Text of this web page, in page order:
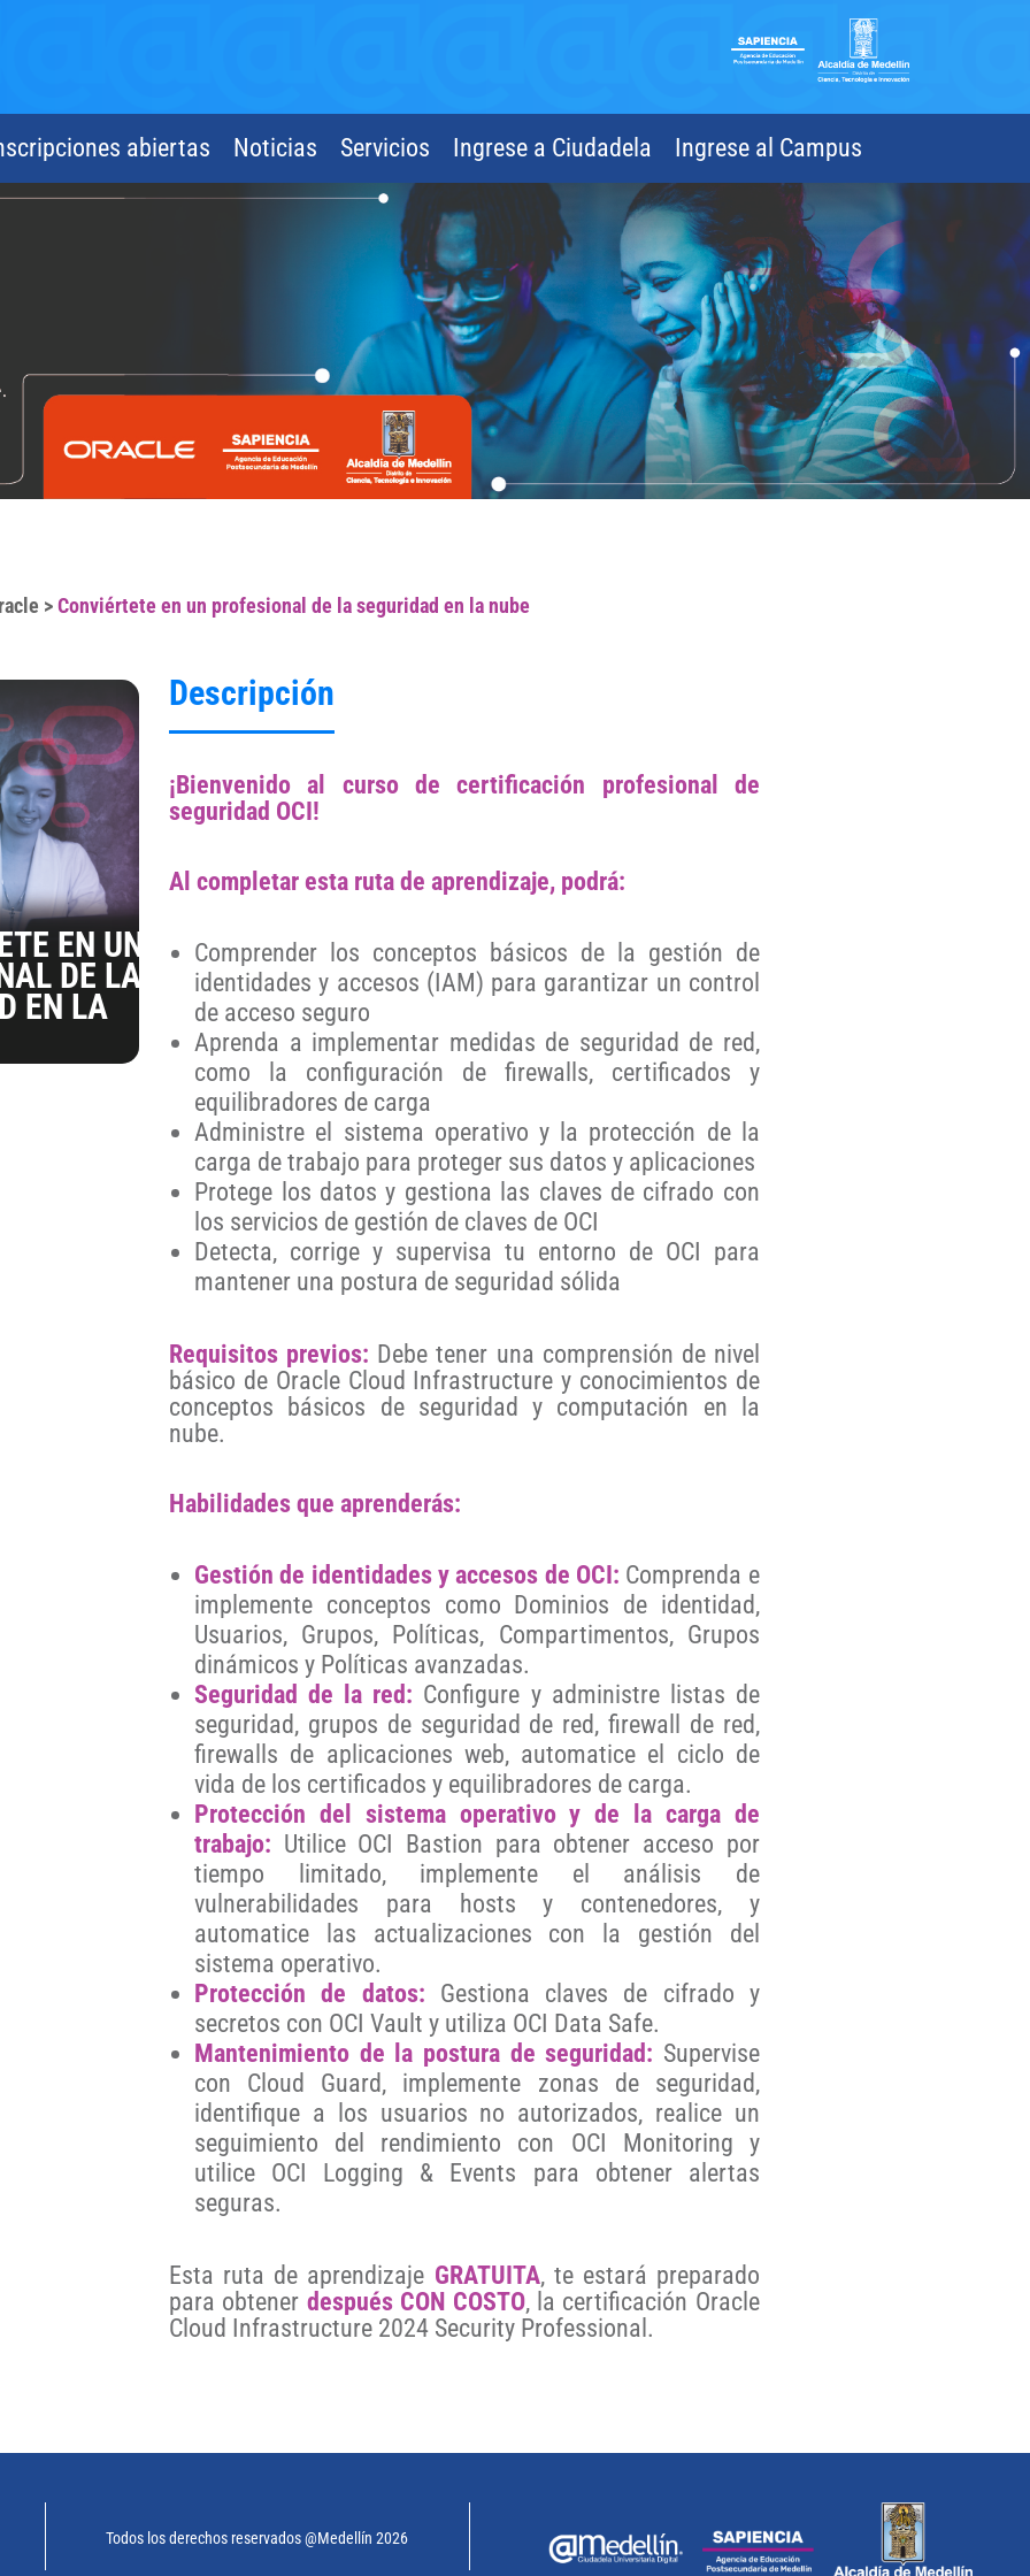
abiertas Noticias Servicios Ingrese a Ciudadela Ingrese al Campus
>Conviértete en un profesional de la seguridad en la nube
EN UN
DE LA
EN LA
Descripción
¡Bienvenido al curso de certificación profesional de
seguridad OCI!
Al completar esta ruta de aprendizaje, podrá:
Comprender los conceptos básicos de la gestión de
identidades y accesos (IAM) para garantizar un control
de acceso seguro
Aprenda a implementar medidas de seguridad de red,
como la configuración de firewalls, certificados y
equilibradores de carga
Administre el sistema operativo y la protección de la
carga de trabajo para proteger sus datos y aplicaciones
Protege los datos y gestiona las claves de cifrado con
los servicios de gestión de claves de OCI
Detecta, corrige y supervisa tu entorno de OCI para
mantener una postura de seguridad sólida
Requisitos previos: Debe tener una comprensión de nivel
básico de Oracle Cloud Infrastructure y conocimientos de
conceptos básicos de seguridad y computación en la
nube.
Habilidades que aprenderás:
Gestión de identidades y accesos de OCI: Comprenda e
implemente conceptos como Dominios de identidad,
Usuarios, Grupos, Políticas, Compartimentos, Grupos
dinámicos y Políticas avanzadas.
Seguridad de la red: Configure y administre listas de
seguridad, grupos de seguridad de red, firewall de red,
firewalls de aplicaciones web, automatice el ciclo de
vida de los certificados y equilibradores de carga.
Protección del sistema operativo y de la carga de
trabajo: Utilice OCI Bastion para obtener acceso por
tiempo limitado, implemente el análisis de
vulnerabilidades para hosts y contenedores, y
automatice las actualizaciones con la gestión del
sistema operativo.
Protección de datos: Gestiona claves de cifrado y
secretos con OCI Vault y utiliza OCI Data Safe.
Mantenimiento de la postura de seguridad: Supervise
con Cloud Guard, implemente zonas de seguridad,
identifique a los usuarios no autorizados, realice un
seguimiento del rendimiento con OCI Monitoring y
utilice OCI Logging & Events para obtener alertas
seguras.
Esta ruta de aprendizaje GRATUITA, te estará preparado
para obtener después CON COSTO, la certificación Oracle
Cloud Infrastructure 2024 Security Professional.
Todos los derechos reservados @Medellín 2026